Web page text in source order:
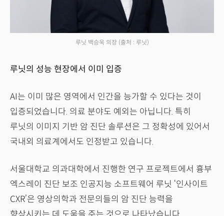
루닛 백승욱 의장 (출처 : 루닛)
루닛의 성능 현장에서 이미 입증
AI는 이미 많은 영역에서 인간을 능가할 수 있다는 것이
입증되었습니다. 의료 분야도 예외는 아닙니다. 특히
루닛의 이미지 기반 암 진단 솔루션은 그 정확성에 있어서
국내외 의료계에서도 인정받고 있습니다.
서울대학교 의과대학에서 진행한 연구 프로젝트에서 흉부
엑스레이 진단 보조 인공지능 소프트웨어 루닛 ‘인사이트
CXR’은 영상의학과 전문의들의 암 진단 능력을